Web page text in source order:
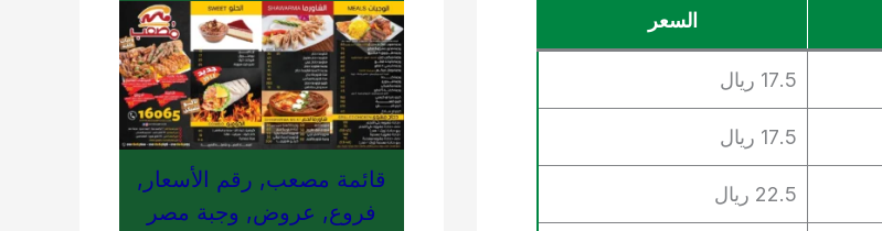
السعر
17.5 ريال
17.5 ريال
22.5 ريال
قائمة مصعب, رقم الأسعار,
فروع, عروض, وجبة مصر